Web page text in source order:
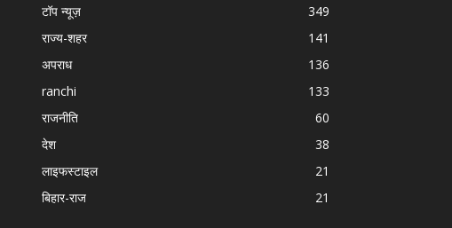
टॉप न्यूज़
349
राज्य-शहर
141
अपराध
136
ranchi
133
राजनीति
60
देश
38
लाइफस्टाइल
21
बिहार-राज
21